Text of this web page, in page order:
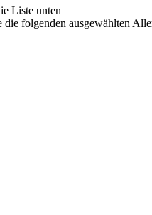
Liste unten
folgenden ausgewählten